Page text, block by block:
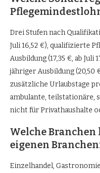
Drei Stufen nach
Juli 16,52 €), qualifizierte
Ausbildung (17,35 €, ab
jähriger Ausbildung (20,50
zusätzliche Urlaubstage
ambulante, teilstationäre,
nicht für Privathaushalte
Welche Branchen
eigenen
Einzelhandel,